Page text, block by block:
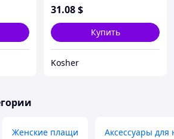
батал большие размеры
31.08$
Купить
Kosher
Женские плащи Аксессуары для